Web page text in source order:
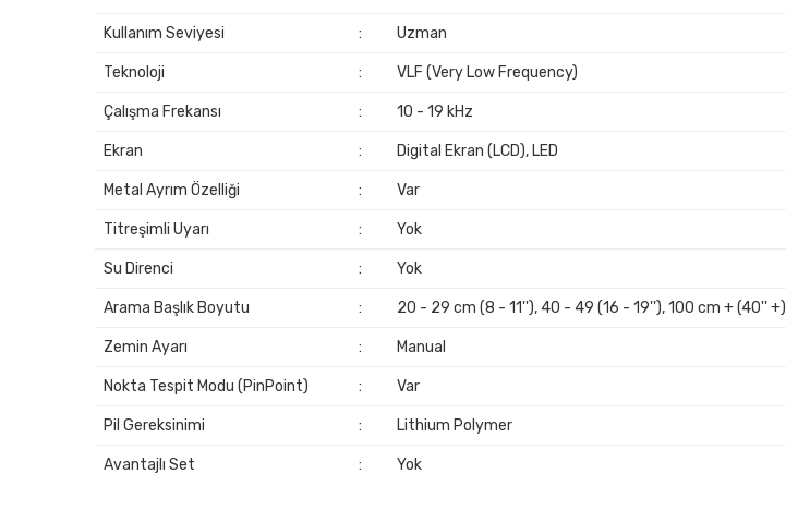
Kullanım Seviyesi : Uzman
Teknoloji : VLF (Very Low Frequency)
Çalışma Frekansı : 10 - 19 kHz
Ekran : Digital Ekran (LCD), LED
Metal Ayrım Özelliği : Var
Titreşimli Uyarı : Yok
Su Direnci : Yok
Arama Başlık Boyutu : 20 - 29 cm (8 - 11''), 40 - 49 (16 - 19''), 100 cm + (40'' +)
Zemin Ayarı : Manual
Nokta Tespit Modu (PinPoint) : Var
Pil Gereksinimi : Lithium Polymer
Avantajlı Set : Yok